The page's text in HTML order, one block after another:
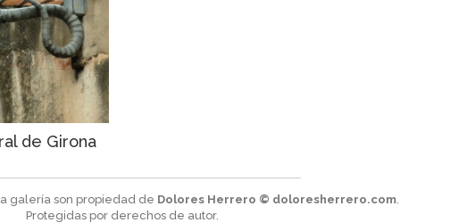
de Girona
galería son propiedad de Dolores Herrero © doloresherrero.com
Protegidas por derechos de autor.